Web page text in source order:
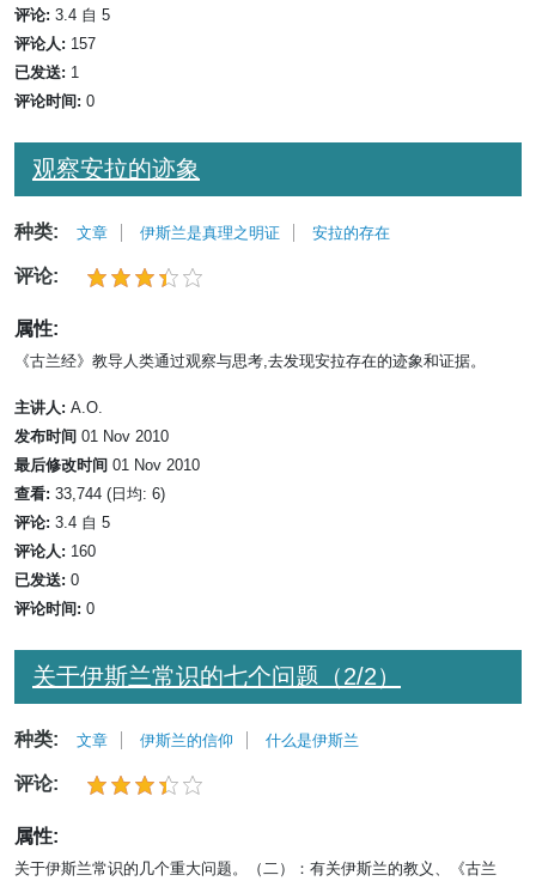
评论: 3.4 自 5
评论人: 157
已发送: 1
评论时间: 0
观察安拉的迹象
种类: 文章 伊斯兰是真理之明证 安拉的存在
评论:
属性:
《古兰经》教导人类通过观察与思考,去发现安拉存在的迹象和证据。
主讲人: A.O.
发布时间 01 Nov 2010
最后修改时间 01 Nov 2010
查看: 33,744 (日均: 6)
评论: 3.4 自 5
评论人: 160
已发送: 0
评论时间: 0
关于伊斯兰常识的七个问题（2/2）
种类: 文章 伊斯兰的信仰 什么是伊斯兰
评论:
属性:
关于伊斯兰常识的几个重大问题。（二）：有关伊斯兰的教义、《古兰